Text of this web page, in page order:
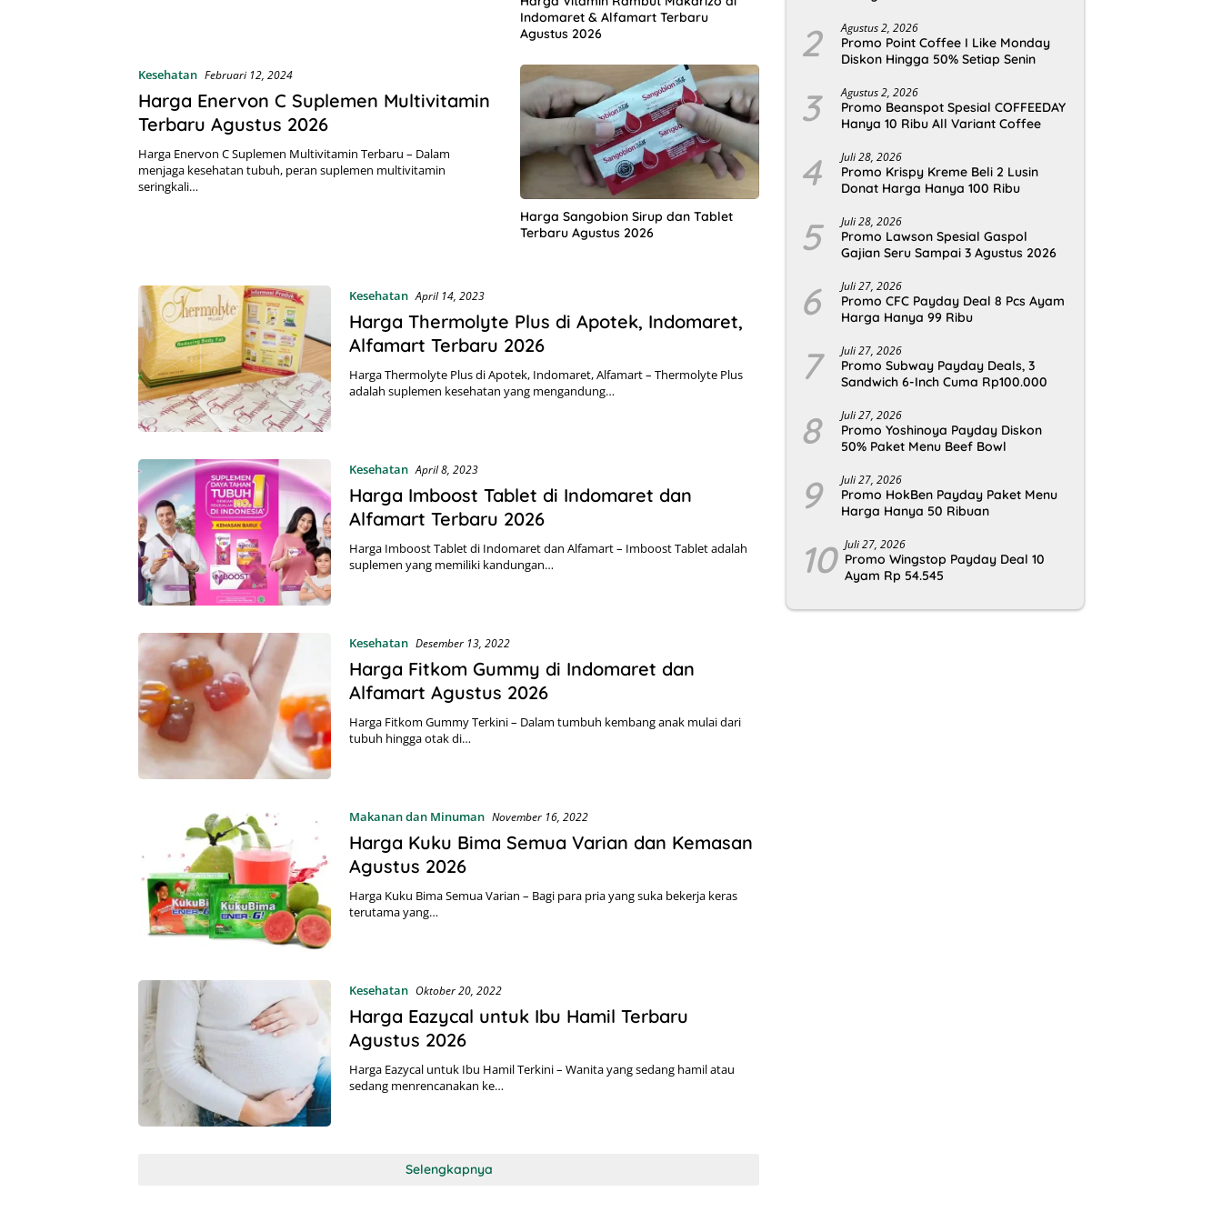
Kesehatan Februari 12, 2024
Harga Enervon C Suplemen Multivitamin
Terbaru Agustus 2026
Harga Enervon C Suplemen Multivitamin Terbaru – Dalam
menjaga kesehatan tubuh, peran suplemen multivitamin
seringkali…
Indomaret & Alfamart Terbaru
Agustus 2026
Harga Sangobion Sirup dan Tablet
Terbaru Agustus 2026
Kesehatan April 14, 2023
Harga Thermolyte Plus di Apotek, Indomaret,
Alfamart Terbaru 2026
Harga Thermolyte Plus di Apotek, Indomaret, Alfamart – Thermolyte Plus
adalah suplemen kesehatan yang mengandung…
Kesehatan April 8, 2023
Harga Imboost Tablet di Indomaret dan
Alfamart Terbaru 2026
Harga Imboost Tablet di Indomaret dan Alfamart – Imboost Tablet adalah
suplemen yang memiliki kandungan…
Kesehatan Desember 13, 2022
Harga Fitkom Gummy di Indomaret dan
Alfamart Agustus 2026
Harga Fitkom Gummy Terkini – Dalam tumbuh kembang anak mulai dari
tubuh hingga otak di…
Makanan dan Minuman November 16, 2022
Harga Kuku Bima Semua Varian dan Kemasan
Agustus 2026
Harga Kuku Bima Semua Varian – Bagi para pria yang suka bekerja keras
terutama yang…
Kesehatan Oktober 20, 2022
Harga Eazycal untuk Ibu Hamil Terbaru
Agustus 2026
Harga Eazycal untuk Ibu Hamil Terkini – Wanita yang sedang hamil atau
sedang menrencanakan ke…
Selengkapnya
2 Agustus 2, 2026
Promo Point Coffee I Like Monday
Diskon Hingga 50% Setiap Senin
3 Agustus 2, 2026
Promo Beanspot Spesial COFFEEDAY
Hanya 10 Ribu All Variant Coffee
4 Juli 28, 2026
Promo Krispy Kreme Beli 2 Lusin
Donat Harga Hanya 100 Ribu
5 Juli 28, 2026
Promo Lawson Spesial Gaspol
Gajian Seru Sampai 3 Agustus 2026
6 Juli 27, 2026
Promo CFC Payday Deal 8 Pcs Ayam
Harga Hanya 99 Ribu
7 Juli 27, 2026
Promo Subway Payday Deals, 3
Sandwich 6-Inch Cuma Rp100.000
8 Juli 27, 2026
Promo Yoshinoya Payday Diskon
50% Paket Menu Beef Bowl
9 Juli 27, 2026
Promo HokBen Payday Paket Menu
Harga Hanya 50 Ribuan
10 Juli 27, 2026
Promo Wingstop Payday Deal 10
Ayam Rp 54.545